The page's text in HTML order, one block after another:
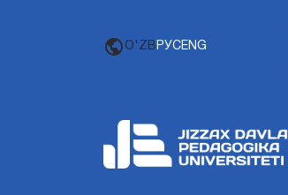
O'ZB РУСENG